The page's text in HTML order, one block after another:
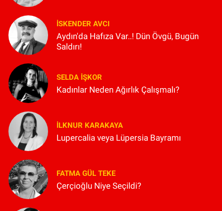
İSKENDER AVCI
Aydın'da Hafıza Var..! Dün Övgü, Bugün
Saldırı!
SELDA İŞKOR
Kadınlar Neden Ağırlık Çalışmalı?
İLKNUR KARAKAYA
Lupercalia veya Lüpersia Bayramı
FATMA GÜL TEKE
Çerçioğlu Niye Seçildi?